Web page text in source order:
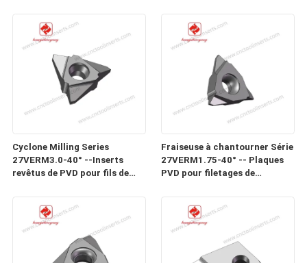
matériaux difficiles à usiner
vis à billes dans des matériaux
difficiles à usiner
Cyclone Milling Series
27VERM3.0-40° --Inserts
revêtus de PVD pour fils de
difficiles à usiner
Fraiseuse à chantourner Série
27VERM1.75-40° -- Plaques
PVD pour filetages de
difficiles à usiner